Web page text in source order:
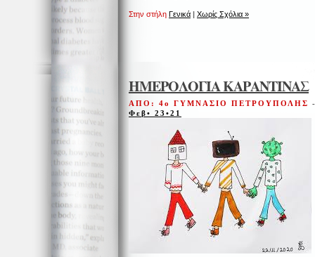
Στην στήλη Γενικά | Χωρίς Σχόλια »
ΗΜΕΡΟΛΟΓΙΑ ΚΑΡΑΝΤΙΝΑΣ
ΑΠΟ: 4ο ΓΥΜΝΑΣΙΟ ΠΕΤΡΟΥΠΟΛΗΣ
Φεβ• 23•21